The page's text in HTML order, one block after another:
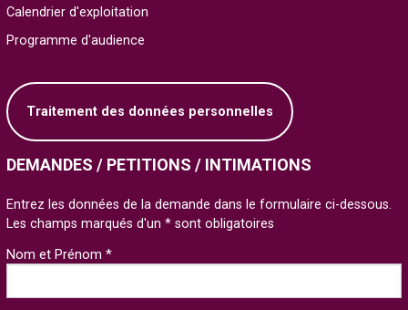
Calendrier d'exploitation
Programme d'audience
Traitement des données personnelles
DEMANDES / PETITIONS / INTIMATIONS
Entrez les données de la demande dans le formulaire ci-dessous.
Les champs marqués d'un * sont obligatoires
Nom et Prénom *